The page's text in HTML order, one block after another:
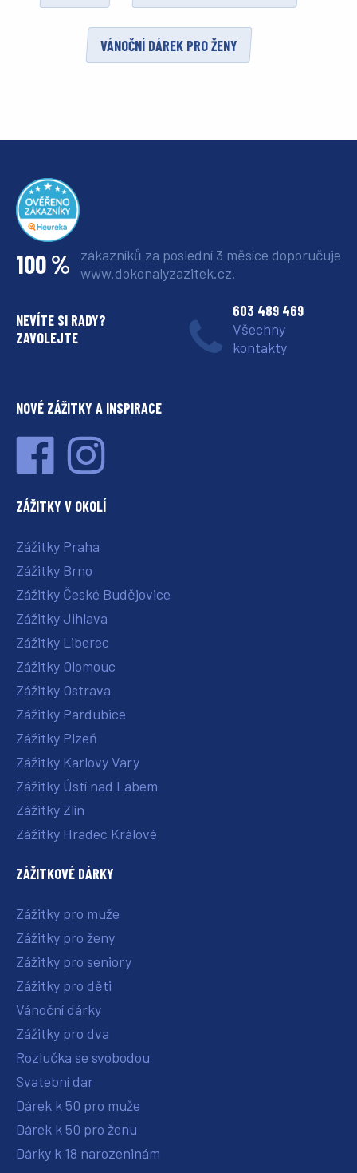
VÁNOČNÍ DÁREK PRO ŽENY
100 % zákazníků za poslední 3 měsíce doporučuje
www.dokonalyzazitek.cz.
NEVÍTE SI RADY?
ZAVOLEJTE
603 489 469
Všechny
kontakty
NOVÉ ZÁŽITKY A INSPIRACE
ZÁŽITKY V OKOLÍ
Zážitky Praha
Zážitky Brno
Zážitky České Budějovice
Zážitky Jihlava
Zážitky Liberec
Zážitky Olomouc
Zážitky Ostrava
Zážitky Pardubice
Zážitky Plzeň
Zážitky Karlovy Vary
Zážitky Ústí nad Labem
Zážitky Zlín
Zážitky Hradec Králové
ZÁŽITKOVÉ DÁRKY
Zážitky pro muže
Zážitky pro ženy
Zážitky pro seniory
Zážitky pro děti
Vánoční dárky
Zážitky pro dva
Rozlučka se svobodou
Svatební dar
Dárek k 50 pro muže
Dárek k 50 pro ženu
Dárky k 18 narozeninám